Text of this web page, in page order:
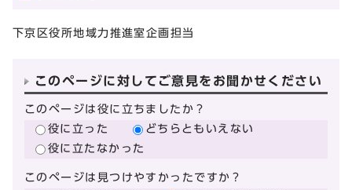
下京区役所地域力推進室企画担当
このページに対してご意見をお聞かせください
このページは役に立ちましたか？
役に立った
どちらともいえない
役に立たなかった
このページは見つけやすかったですか？